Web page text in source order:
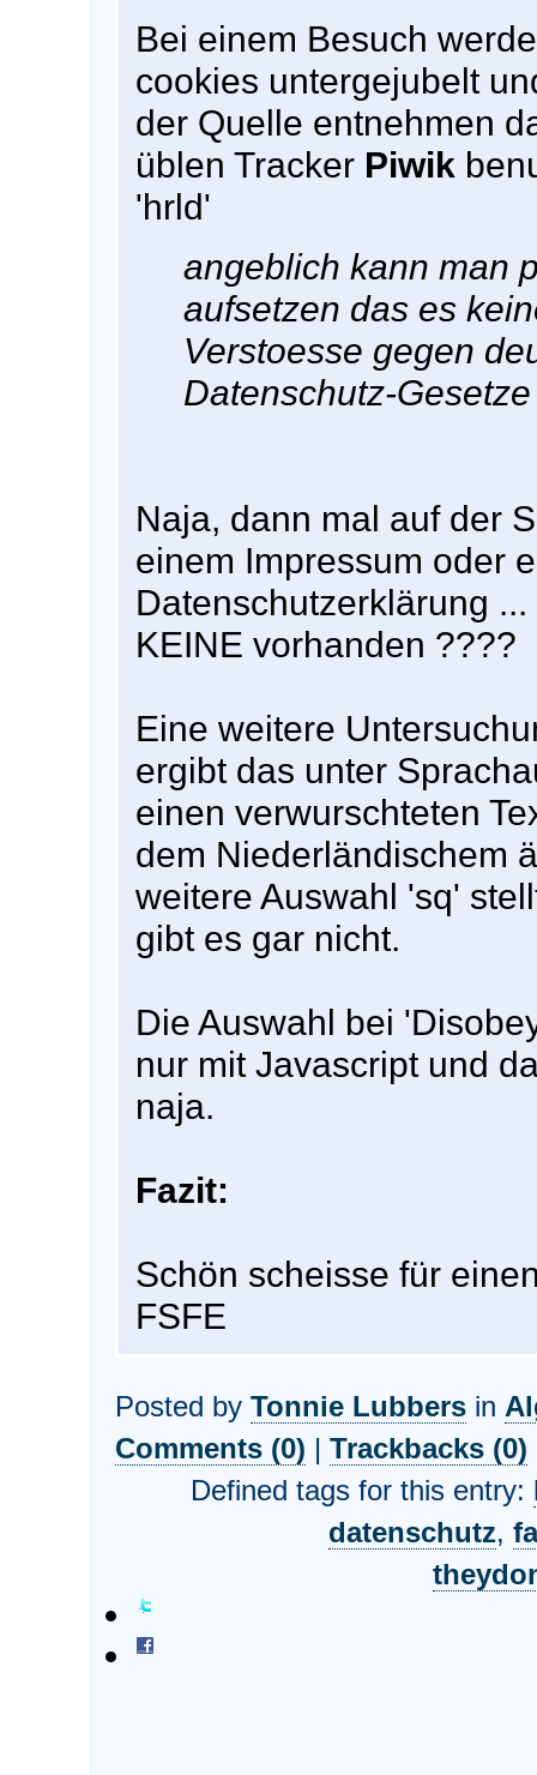
Bei einem Besuch
cookies untergejubelt
der Quelle entnehmen
üblen Tracker Piwik
'hrld'
angeblich kann man
aufsetzen das es
Verstoesse gegen
Datenschutz-
Naja, dann mal auf der
einem Impressum oder
Datenschutzerklärung
KEINE vorhanden ????
Eine weitere
ergibt das unter
einen verwurschteten
dem Niederländischem
weitere Auswahl 'sq'
gibt es gar nicht.
Die Auswahl bei
nur mit Javascript und
naja.
Fazit:
Schön scheisse für
FSFE
Posted by Tonnie Lubbersin
Comments (0) | Trackbacks (0)
Defined tags for this entry:
datenschutz,